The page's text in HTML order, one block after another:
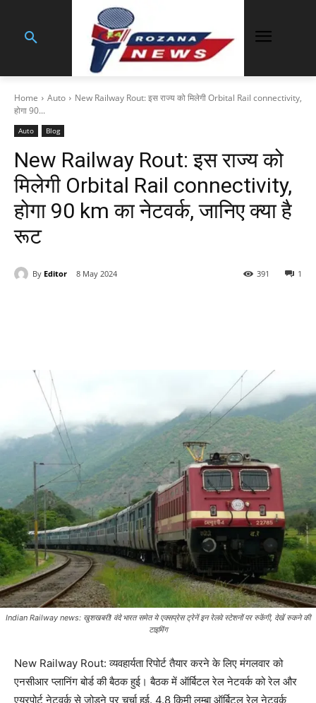
Home Auto
New Railway Rout: इस राज्य को मिलेगी Orbital Rail connectivity,
होगा 90...
Auto Blog
New Railway Rout: इस राज्य को
मिलेगी Orbital Rail connectivity,
होगा 90 km का नेटवर्क, जानिए क्या है
रूट
By Editor 8 May 2024 1
391
Indian Railway news: खुशखबरी! वंदे भारत समेत ये एक्सप्रेस ट्रेनें इन रेलवे स्टेशनों पर रुकेंगी, देखें रुकने की
टाइमिंग
New Railway Rout: व्यवहार्यता रिपोर्ट तैयार करने के लिए मंगलवार को
एनसीआर प्लानिंग बोर्ड की बैठक हुई। बैठक में ऑर्बिटल रेल नेटवर्क को रेल और
एयरपोर्ट नेटवर्क से जोड़ने पर चर्चा हुई. 4.8 किमी लम्बा ऑर्बिटल रेल नेटवर्क